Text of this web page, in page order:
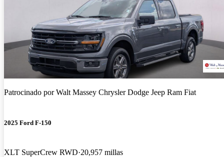
Patrocinado porWalt Massey Chrysler Dodge Jeep Ram Fiat
2025 Ford F-150
XLT SuperCrew RWD 20,957 millas